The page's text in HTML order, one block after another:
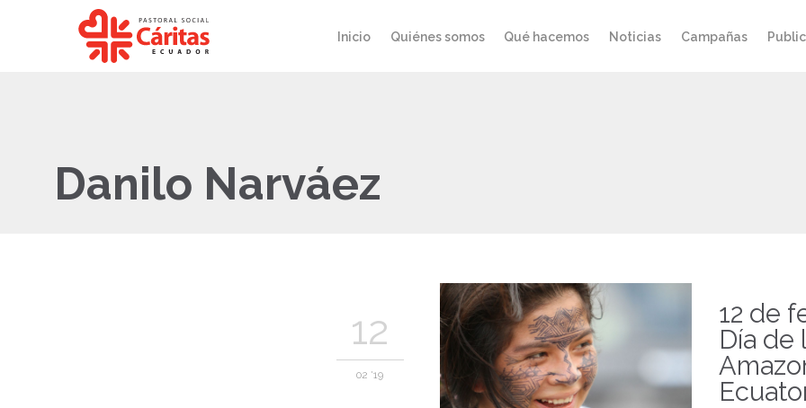
Inicio Quiénes somos Qué hacemos Noticias Campañas
Danilo Narváez
12
02 '19
12 de
Día de